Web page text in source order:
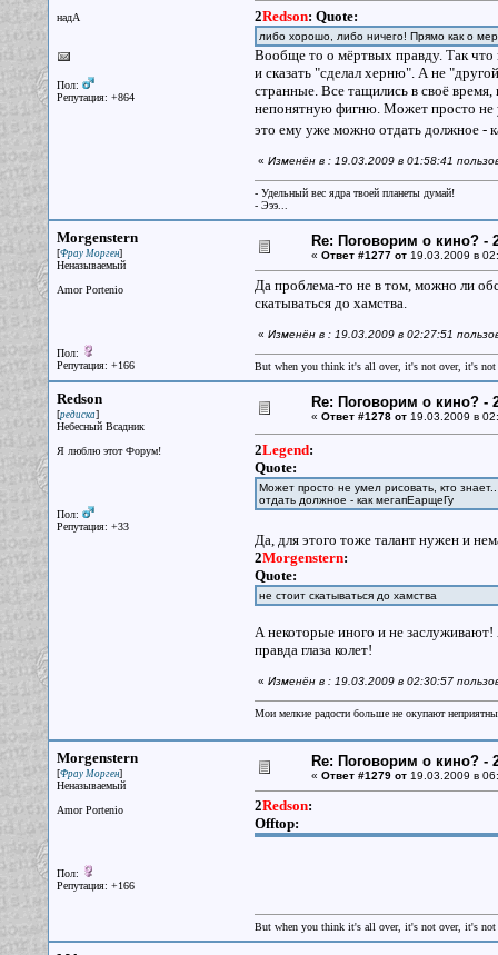
надА
Пол:
Репутация: +864
2Redson: Quote:
либо хорошо, либо ничего! Прямо как о
Вообще то о мёртвых правду. Так что
и сказать "сделал херню". А не
странные. Все тащились в своё
непонятную фигню. Может просто не
это ему уже можно отдать должное -
« Изменён в : 19.03.2009 в 01:58:41
- Удельный вес ядра твоей планеты думай!
- Эээ...
Morgenstern
[Фрау Морген]
Неназываемый
Amor Portenio
Пол:
Репутация: +166
Re: Поговорим о кино? -
« Ответ #1277 от19.03.2009 в
Да проблема-то не в том, можно ли
скатываться до хамства.
« Изменён в : 19.03.2009 в 02:27:51
But when you think it's all over, it's not over, it's not
Redson
[редиска]
Небесный Всадник
Я люблю этот Форум!
Пол:
Репутация: +33
Re: Поговорим о кино? -
« Ответ #1278 от19.03.2009 в
2Legend:
Quote:
Может просто не умел рисовать, кто
отдать должное - как мегапЕарщеГу
Да, для этого тоже талант нужен и
2Morgenstern:
Quote:
не стоит скатываться до хамства
А некоторые иного и не заслуживают!
правда глаза колет!
« Изменён в : 19.03.2009 в 02:30:57
Мои мелкие радости больше не окупают
Morgenstern
[Фрау Морген]
Неназываемый
Amor Portenio
Пол:
Репутация: +166
Re: Поговорим о кино? -
« Ответ #1279 от19.03.2009 в
2Redson:
Offtop:
But when you think it's all over, it's not over, it's not